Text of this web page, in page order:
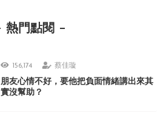
熱門點閱
156,174 蔡佳璇
朋友心情不好，要他把負面情緒講出來其
實沒幫助？